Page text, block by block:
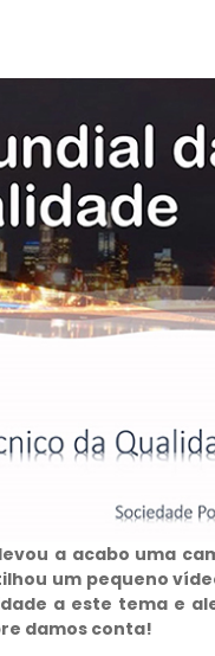
a acabo uma
um pequeno
a este tema e
damos conta!